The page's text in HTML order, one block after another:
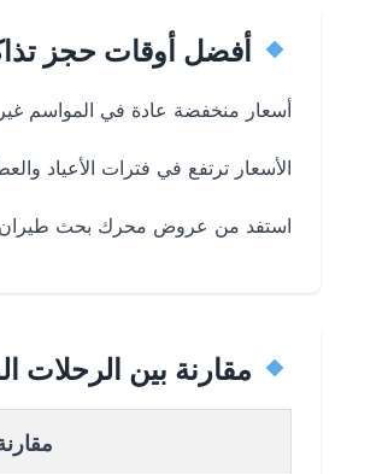
أفضل أوقات حجز
أسعار منخفضة عادة في المواسم
الأسعار ترتفع في فترات الأعياد
استفد من عروض محرك بحث طيران
مقارنة بين الرحلات